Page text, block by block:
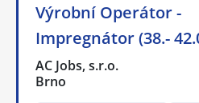
Výrobní Operátor -
Impregnátor (38.-
AC Jobs, s.r.o.
Brno